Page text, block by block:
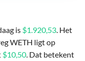
is $1.920,53. Het
WETH ligt op
$10,50. Dat betekent